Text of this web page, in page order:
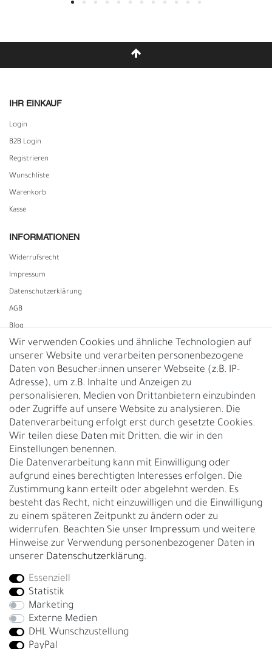
IHR EINKAUF
Login
B2B Login
Registrieren
Wunschliste
Warenkorb
Kasse
INFORMATIONEN
Widerrufs­recht
Impressum
Daten­schutz­erklärung
AGB
Blog
Vertrag widerrufen
UNTERNEHMEN
Nachhaltigkeit
Kontakt
Über uns
Rückgabe
Gürtelgröße messen
Garantie
GESCHÄFTSKUNDEN & HÄNDLER
B2B Geschäftskunden
Bei Fragen wenden Sie sich direkt an unser Service-Team.
+4917663727338
Montag - Freitag, 09:00 - 14:00
info@fronhofer.com
Wir verwenden Cookies und ähnliche Technologien auf
unserer Website und verarbeiten personenbezogene
Daten von Besucher:innen unserer Webseite (z.B. IP-
Adresse), um z.B. Inhalte und Anzeigen zu
personalisieren, Medien von Drittanbietern einzubinden
oder Zugriffe auf unsere Website zu analysieren. Die
Datenverarbeitung erfolgt erst durch gesetzte Cookies.
Wir teilen diese Daten mit Dritten, die wir in den
Einstellungen benennen.
Die Datenverarbeitung kann mit Einwilligung oder
aufgrund eines berechtigten Interesses erfolgen. Die
Zustimmung kann erteilt oder abgelehnt werden. Es
besteht das Recht, nicht einzuwilligen und die Einwilligung
zu einem späteren Zeitpunkt zu ändern oder zu
widerrufen. Beachten Sie unser Impressum und weitere
Hinweise zur Verwendung personenbezogener Daten in
unserer Daten­schutz­erklärung.
Essenziell
Statistik
Marketing
Externe Medien
DHL Wunschzustellung
PayPal